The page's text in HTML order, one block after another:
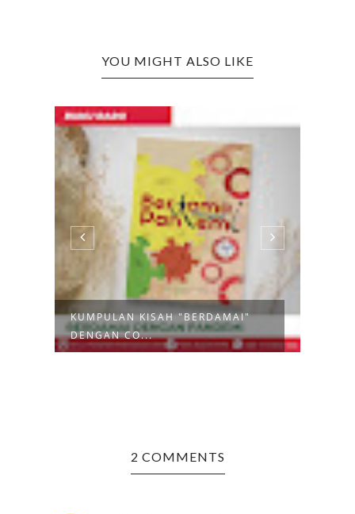
YOU MIGHT ALSO LIKE
KUMPULAN KISAH "BERDAMAI"
DENGAN CO...
2 COMMENTS